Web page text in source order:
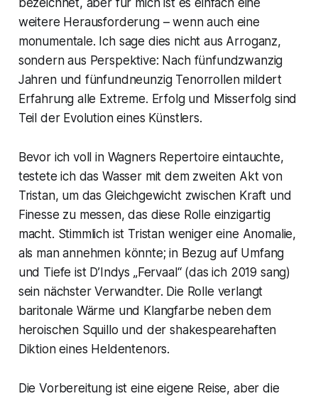
weitere Herausforderung – wenn auch eine
monumentale. Ich sage dies nicht aus Arroganz,
sondern aus Perspektive: Nach fünfundzwanzig
Jahren und fünfundneunzig Tenorrollen mildert
Erfahrung alle Extreme. Erfolg und Misserfolg sind
Teil der Evolution eines Künstlers.
Bevor ich voll in Wagners Repertoire eintauchte,
testete ich das Wasser mit dem zweiten Akt von
Tristan, um das Gleichgewicht zwischen Kraft und
Finesse zu messen, das diese Rolle einzigartig
macht. Stimmlich ist Tristan weniger eine Anomalie,
als man annehmen könnte; in Bezug auf Umfang
und Tiefe ist D’Indys „Fervaal“ (das ich 2019 sang)
sein nächster Verwandter. Die Rolle verlangt
baritonale Wärme und Klangfarbe neben dem
heroischen Squillo und der shakespearehaften
Diktion eines Heldentenors.
Die Vorbereitung ist eine eigene Reise, aber die